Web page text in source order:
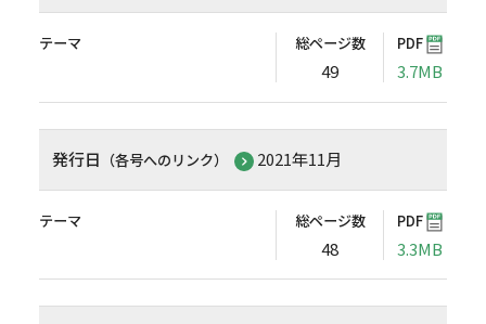
テーマ 総ページ数
49
PDF
3.7MB
発行日 （各号へのリンク） 2021年11月
テーマ 総ページ数
48
PDF
3.3MB